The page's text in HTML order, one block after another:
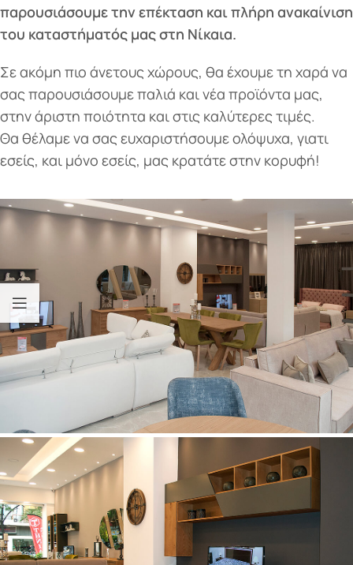
παρουσιάσουμε την επέκταση και πλήρη ανακαίνιση
του καταστήματός μας στη Νίκαια.
Σε ακόμη πιο άνετους χώρους, θα έχουμε τη χαρά να
σας παρουσιάσουμε παλιά και νέα προϊόντα μας,
στην άριστη ποιότητα και στις καλύτερες τιμές.
Θα θέλαμε να σας ευχαριστήσουμε ολόψυχα, γιατι
εσείς, και μόνο εσείς, μας κρατάτε στην κορυφή!